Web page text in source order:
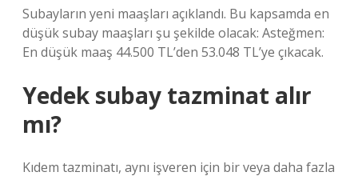
Subayların yeni maaşları açıklandı. Bu kapsamda en
düşük subay maaşları şu şekilde olacak: Asteğmen:
En düşük maaş 44.500 TL’den 53.048 TL’ye çıkacak.
Yedek subay tazminat alır
mı?
Kıdem tazminatı, aynı işveren için bir veya daha fazla